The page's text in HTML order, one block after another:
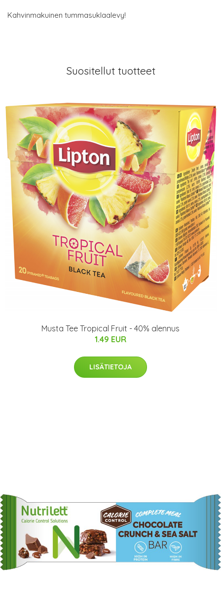
Kahvinmakuinen tummasuklaalevy!
Suositellut tuotteet
Musta Tee Tropical Fruit - 40% alennus
1.49 EUR
LISÄTIETOJA